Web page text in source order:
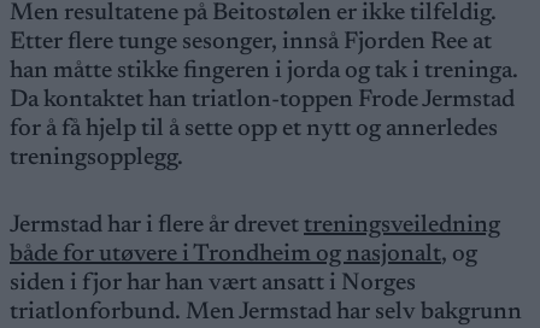
Men resultatene på Beitostølen er ikke tilfeldig.
Etter flere tunge sesonger, innså Fjorden Ree at
han måtte stikke fingeren i jorda og tak i treninga.
Da kontaktet han triatlon-toppen Frode Jermstad
for å få hjelp til å sette opp et nytt og annerledes
treningsopplegg.
Jermstad har i flere år drevet treningsveiledning
både for utøvere i Trondheim og nasjonalt, og
siden i fjor har han vært ansatt i Norges
triatlonforbund. Men Jermstad har selv bakgrunn